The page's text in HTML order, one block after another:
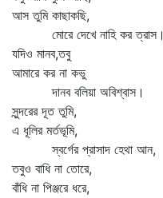
আস তুমি কাছাকছি,
মোরে দেখে নাহি কর ত্রাস।
যদিও মানব,তবু
আমারে কর না কভু
দানব বলিয়া অবিশ্বাস।
সুন্দরের দূত তুমি,
এ ধূলির মর্তভূমি,
স্বর্গের প্রাসাদ হেথা আন,
তবুও বাধি না তোরে,
বাঁধি না পিঞ্জরে ধরে,